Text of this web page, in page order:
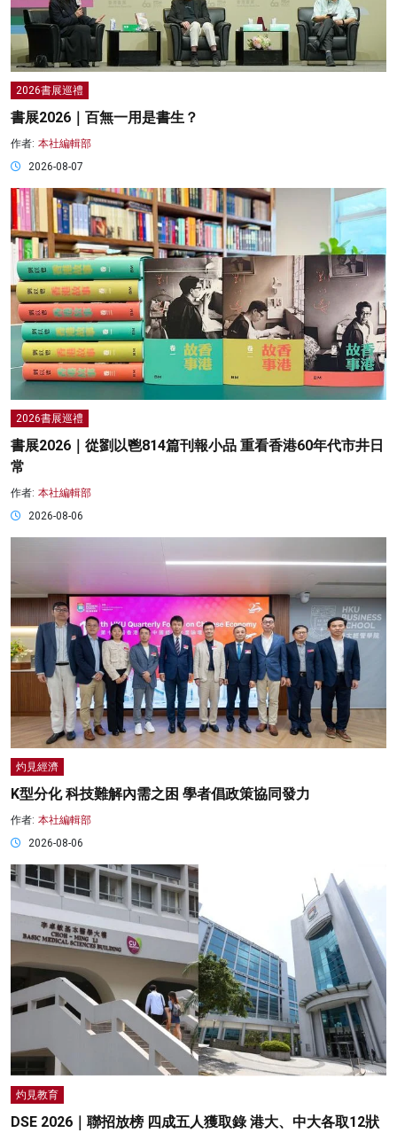
2026書展巡禮
書展2026｜百無一用是書生？
作者: 本社編輯部
2026-08-07
2026書展巡禮
書展2026｜從劉以鬯814篇刊報小品 重看香港60年代市井日
常
作者: 本社編輯部
2026-08-06
灼見經濟
K型分化 科技難解內需之困 學者倡政策協同發力
作者: 本社編輯部
2026-08-06
灼見教育
DSE 2026｜聯招放榜 四成五人獲取錄 港大、中大各取12狀